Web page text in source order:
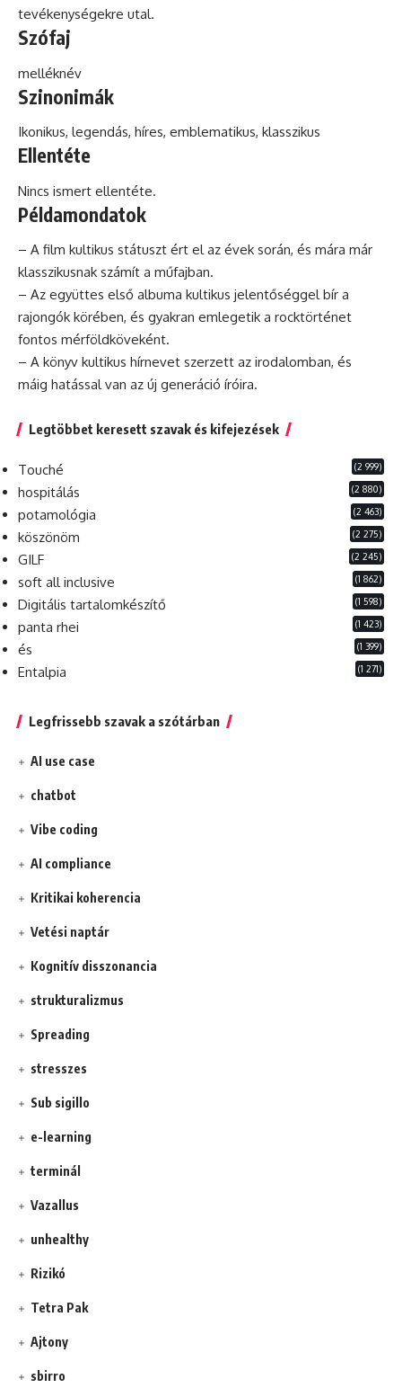
tevékenységekre utal.
Szófaj
melléknév
Szinonimák
Ikonikus, legendás, híres, emblematikus, klasszikus
Ellentéte
Nincs ismert ellentéte.
Példamondatok
– A film kultikus státuszt ért el az évek során, és mára már
klasszikusnak számít a műfajban.
– Az együttes első albuma kultikus jelentőséggel bír a
rajongók körében, és gyakran emlegetik a rocktörténet
fontos mérföldköveként.
– A könyv kultikus hírnevet szerzett az irodalomban, és
máig hatással van az új generáció íróira.
Legtöbbet keresett szavak és kifejezések
Touché (2 999)
hospitálás (2 880)
potamológia (2 463)
köszönöm (2 275)
GILF (2 245)
soft all inclusive (1 862)
Digitális tartalomkészítő (1 598)
panta rhei (1 423)
és (1 399)
Entalpia (1 271)
Legfrissebb szavak a szótárban
AI use case
chatbot
Vibe coding
AI compliance
Kritikai koherencia
Vetési naptár
Kognitív disszonancia
strukturalizmus
Spreading
stresszes
Sub sigillo
e-learning
terminál
Vazallus
unhealthy
Rizikó
Tetra Pak
Ajtony
sbirro